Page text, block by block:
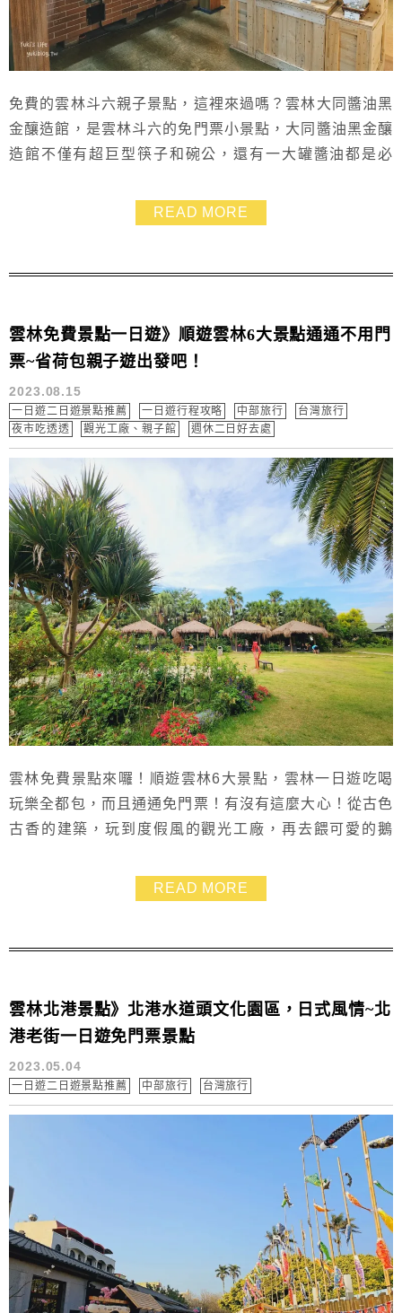
免費的雲林斗六親子景點，這裡來過嗎？雲林大同醬油黑
金釀造館，是雲林斗六的免門票小景點，大同醬油黑金釀
造館不僅有超巨型筷子和碗公，還有一大罐醬油都是必
同醬油觀光工廠販賣部好買好逛，對媽媽們來說都是不小
心就會手滑呀！此外，戶外也有小動物區和醬油甕展示，
觀光工廠附近就是塔吉特Touched 千層蛋糕大使館...
READ MORE
雲林免費景點一日遊》順遊雲林6大景點通通不用門
票~省荷包親子遊出發吧！
2023.08.15
一日遊二日遊景點推薦 一日遊行程攻略 中部旅行
台灣旅行
夜市吃透透
觀光工廠、親子館 週休二日好去處
雲林免費景點來囉！順遊雲林6大景點，雲林一日遊吃喝
玩樂全都包，而且通通免門票！有沒有這麼大心！從古色
古香的建築，玩到度假風的觀光工廠，再去餵可愛的鵝
行程精彩到不行耶~~
READ MORE
雲林北港景點》北港水道頭文化園區，日式風情~北
港老街一日遊免門票景點
2023.05.04
一日遊二日遊景點推薦 中部旅行 台灣旅行